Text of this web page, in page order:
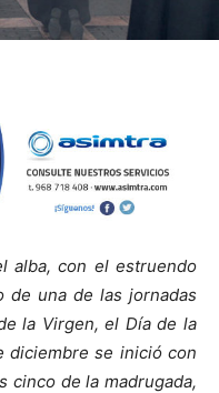
alba, con el estruendo
de una de las jornadas
la Virgen, el Día de la
diciembre se inició con
cinco de la madrugada,